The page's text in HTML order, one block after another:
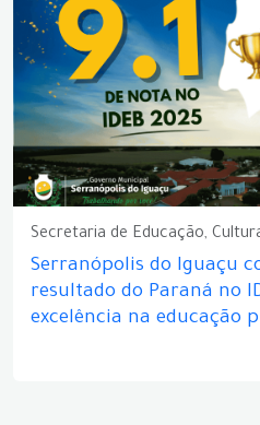
Secretaria de Educação,
Serranópolis do Iguaçu
resultado do Paraná no
excelência na educação